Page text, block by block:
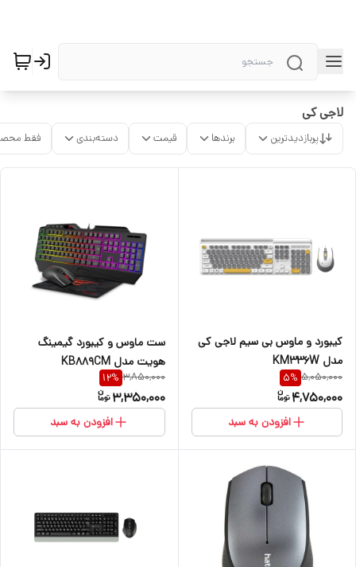
لاجی کی
پربازدیدترین برندها قیمت دسته‌بندی فقط
کیبورد و ماوس بی سیم لاجی کی
مدل KM336W
5,050,000
5%
4,750,000
افزودن به سبد
ست ماوس و کیبورد گیمینگ
هویت مدل KB889CM
3,850,000
12%
3,350,000
افزودن به سبد